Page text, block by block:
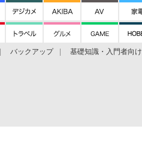
バックアップ 基礎知識・入門者向け